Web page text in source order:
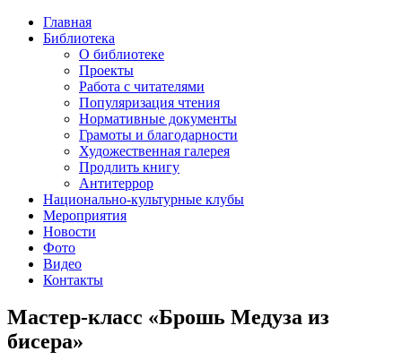
Главная
Библиотека
О библиотеке
Проекты
Работа с читателями
Популяризация чтения
Нормативные документы
Грамоты и благодарности
Художественная галерея
Продлить книгу
Антитеррор
Национально-культурные клубы
Мероприятия
Новости
Фото
Видео
Контакты
Мастер-класс «Брошь Медуза из
бисера»